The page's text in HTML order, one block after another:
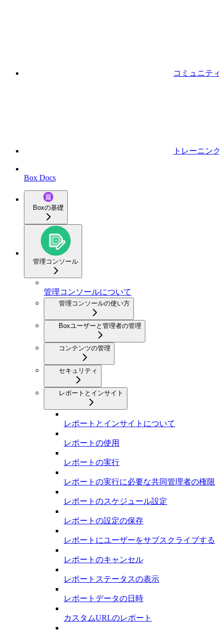
コミュニティ
トレーニング
Box Docs
Boxの基礎
管理コンソール
管理コンソールについて
管理コンソールの使い方
Boxユーザーと管理者の管理
コンテンツの管理
セキュリティ
レポートとインサイト
レポートとインサイトについて
レポートの使用
レポートの実行
レポートの実行に必要な共同管理者の権限
レポートのスケジュール設定
レポートの設定の保存
レポートにユーザーをサブスクライブする
レポートのキャンセル
レポートステータスの表示
レポートデータの日時
カスタムURLのレポート